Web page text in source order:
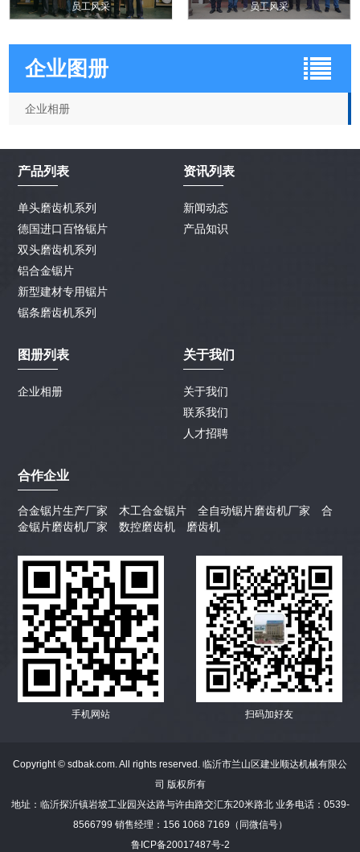
员工风采 员工风采
企业图册
企业相册
产品列表
单头磨齿机系列
德国进口百恪锯片
双头磨齿机系列
铝合金锯片
新型建材专用锯片
锯条磨齿机系列
资讯列表
新闻动态
产品知识
图册列表
企业相册
关于我们
关于我们
联系我们
人才招聘
合作企业
合金锯片生产厂家 木工合金锯片 全自动锯片磨齿机厂家
合
金锯片磨齿机厂家
数控磨齿机 磨齿机
手机网站 扫码加好友
Copyright © sdbak.com. All rights reserved. 临沂市兰山区建业顺达机械有限公
司 版权所有
地址：临沂探沂镇岩坡工业园兴达路与许由路交汇东20米路北 业务电话：0539-
8566799 销售经理：156 1068 7169（同微信号）
鲁ICP备20017487号-2